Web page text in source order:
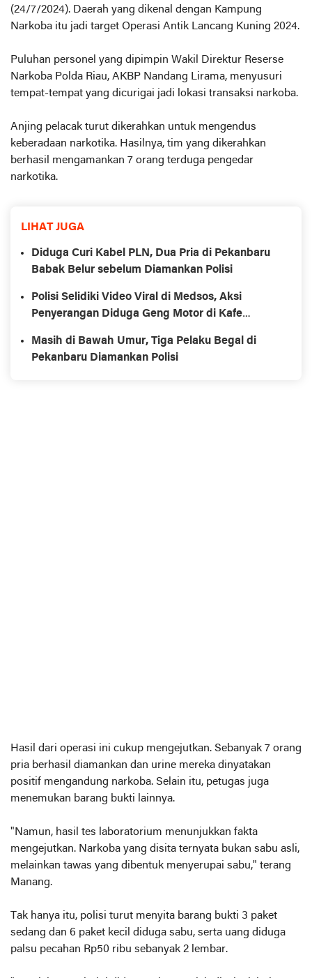
(24/7/2024). Daerah yang dikenal dengan Kampung
Narkoba itu jadi target Operasi Antik Lancang Kuning 2024.
Puluhan personel yang dipimpin Wakil Direktur Reserse
Narkoba Polda Riau, AKBP Nandang Lirama, menyusuri
tempat-tempat yang dicurigai jadi lokasi transaksi narkoba.
Anjing pelacak turut dikerahkan untuk mengendus
keberadaan narkotika. Hasilnya, tim yang dikerahkan
berhasil mengamankan 7 orang terduga pengedar
narkotika.
LIHAT JUGA
Diduga Curi Kabel PLN, Dua Pria di Pekanbaru
Babak Belur sebelum Diamankan Polisi
Polisi Selidiki Video Viral di Medsos, Aksi
Penyerangan Diduga Geng Motor di Kafe
Masih di Bawah Umur, Tiga Pelaku Begal di
Pekanbaru Diamankan Polisi
Hasil dari operasi ini cukup mengejutkan. Sebanyak 7 orang
pria berhasil diamankan dan urine mereka dinyatakan
positif mengandung narkoba. Selain itu, petugas juga
menemukan barang bukti lainnya.
"Namun, hasil tes laboratorium menunjukkan fakta
mengejutkan. Narkoba yang disita ternyata bukan sabu asli,
melainkan tawas yang dibentuk menyerupai sabu," terang
Manang.
Tak hanya itu, polisi turut menyita barang bukti 3 paket
sedang dan 6 paket kecil diduga sabu, serta uang diduga
palsu pecahan Rp50 ribu sebanyak 2 lembar.